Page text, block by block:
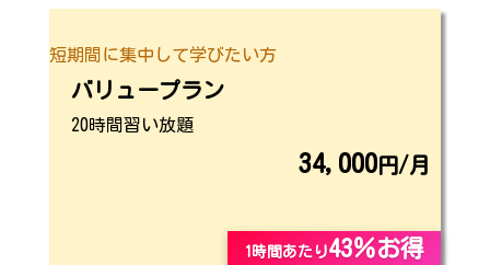
短期間に集中して学びたい方
バリュープラン
20時間習い放題
34,000 円/月
1時間あたり43％お得